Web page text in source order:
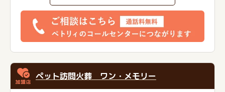
ペット訪問火葬 ワン・メモリー